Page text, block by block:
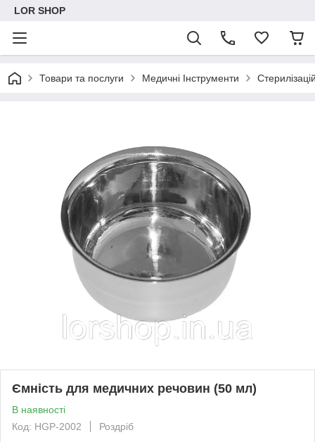
LOR SHOP
Товари та послуги Медичні Інструменти
Ємність для медичних речовин (50 мл)
В наявності
Код: HGP-2002
Роздріб